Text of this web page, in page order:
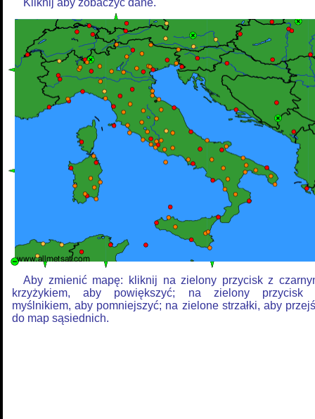
Kliknij aby zobaczyć dane.
Aby zmienić mapę: kliknij na zielony przycisk z
krzyżykiem, aby powiększyć; na zielony przycisk
myślnikiem, aby pomniejszyć; na zielone strzałki, aby
do map sąsiednich.